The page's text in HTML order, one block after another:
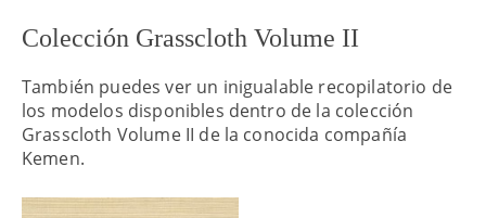
Colección Grasscloth Volume II
También puedes ver un inigualable recopilatorio de
los modelos disponibles dentro de la colección
Grasscloth Volume II de la conocida compañía
Kemen.